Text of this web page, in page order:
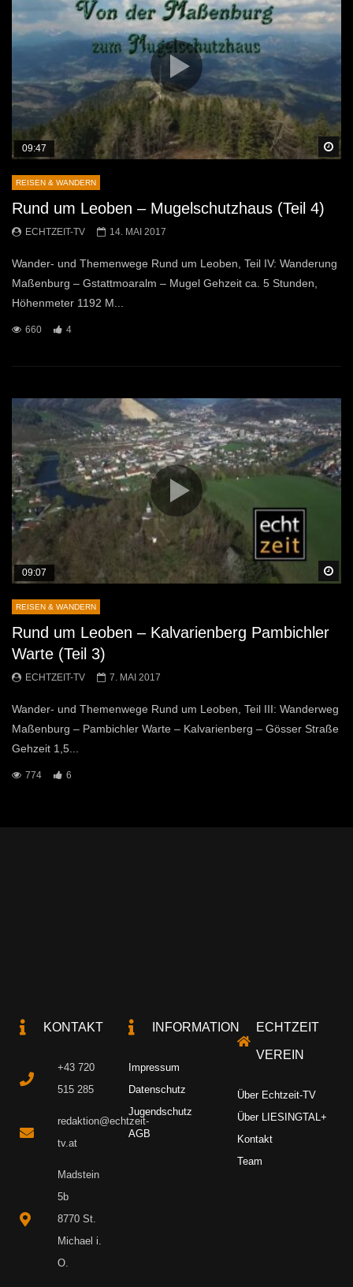
09:47
REISEN & WANDERN
Rund um Leoben – Mugelschutzhaus (Teil 4)
ECHTZEIT-TV 14. MAI 2017
Wander- und Themenwege Rund um Leoben, Teil IV: Wanderung
Maßenburg – Gstattmoaralm – Mugel Gehzeit ca. 5 Stunden,
Höhenmeter 1192 M...
660 4
09:07
REISEN & WANDERN
Rund um Leoben – Kalvarienberg Pambichler
Warte (Teil 3)
ECHTZEIT-TV 7. MAI 2017
Wander- und Themenwege Rund um Leoben, Teil III: Wanderweg
Maßenburg – Pambichler Warte – Kalvarienberg – Gösser Straße
Gehzeit 1,5...
774 6
KONTAKT
+43 720
515 285
redaktion@echtzeit-
tv.at
Madstein
5b
8770 St.
Michael i.
O.
INFORMATION
Impressum
Datenschutz
Jugendschutz
AGB
ECHTZEIT
VEREIN
Über Echtzeit-TV
Über LIESINGTAL+
Kontakt
Team